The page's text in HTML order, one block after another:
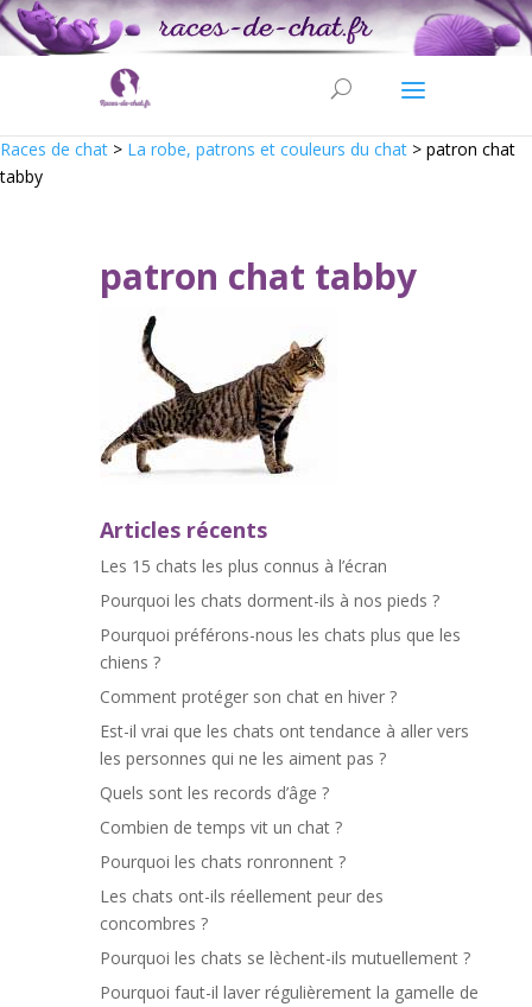
Races de chat > La robe, patrons et couleurs du chat > patron chat
tabby
patron chat tabby
Articles récents
Les 15 chats les plus connus à l’écran
Pourquoi les chats dorment-ils à nos pieds ?
Pourquoi préférons-nous les chats plus que les
chiens ?
Comment protéger son chat en hiver ?
Est-il vrai que les chats ont tendance à aller vers
les personnes qui ne les aiment pas ?
Quels sont les records d’âge ?
Combien de temps vit un chat ?
Pourquoi les chats ronronnent ?
Les chats ont-ils réellement peur des
concombres ?
Pourquoi les chats se lèchent-ils mutuellement ?
Pourquoi faut-il laver régulièrement la gamelle de